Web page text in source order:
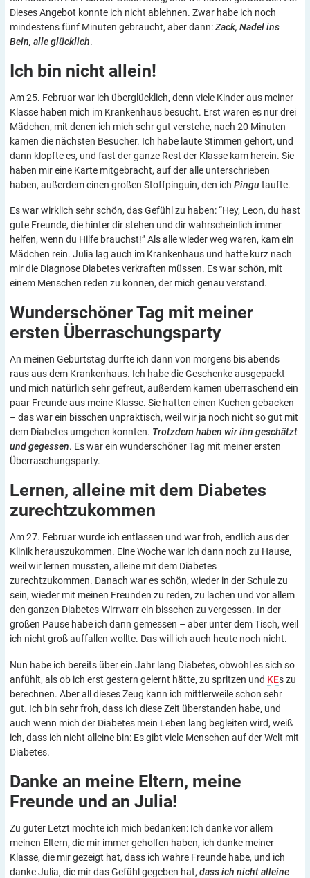
Dieses Angebot konnte ich nicht ablehnen. Zwar habe ich noch
mindestens fünf Minuten gebraucht, aber dann:Zack, Nadel ins
Bein, alle glücklich.
Ich bin nicht allein!
Am 25. Februar war ich überglücklich, denn viele Kinder aus meiner
Klasse haben mich im Krankenhaus besucht. Erst waren es nur drei
Mädchen, mit denen ich mich sehr gut verstehe, nach 20 Minuten
kamen die nächsten Besucher. Ich habe laute Stimmen gehört, und
dann klopfte es, und fast der ganze Rest der Klasse kam herein. Sie
haben mir eine Karte mitgebracht, auf der alle unterschrieben
haben, außerdem einen großen Stoffpinguin, den ich Pingutaufte.
Es war wirklich sehr schön, das Gefühl zu haben: “Hey, Leon, du hast
gute Freunde, die hinter dir stehen und dir wahrscheinlich immer
helfen, wenn du Hilfe brauchst!” Als alle wieder weg waren, kam ein
Mädchen rein. Julia lag auch im Krankenhaus und hatte kurz nach
mir die Diagnose Diabetes verkraften müssen. Es war schön, mit
einem Menschen reden zu können, der mich genau verstand.
Wunderschöner Tag mit meiner
ersten Überraschungsparty
An meinen Geburtstag durfte ich dann von morgens bis abends
raus aus dem Krankenhaus. Ich habe die Geschenke ausgepackt
und mich natürlich sehr gefreut, außerdem kamen überraschend ein
paar Freunde aus meine Klasse. Sie hatten einen Kuchen gebacken
– das war ein bisschen unpraktisch, weil wir ja noch nicht so gut mit
dem Diabetes umgehen konnten. Trotzdem haben wir ihn geschätzt
und gegessen. Es war ein wunderschöner Tag mit meiner ersten
Überraschungsparty.
Lernen, alleine mit dem Diabetes
zurechtzukommen
Am 27. Februar wurde ich entlassen und war froh, endlich aus der
Klinik herauszukommen. Eine Woche war ich dann noch zu Hause,
weil wir lernen mussten, alleine mit dem Diabetes
zurechtzukommen. Danach war es schön, wieder in der Schule zu
sein, wieder mit meinen Freunden zu reden, zu lachen und vor allem
den ganzen Diabetes-Wirrwarr ein bisschen zu vergessen. In der
großen Pause habe ich dann gemessen – aber unter dem Tisch, weil
ich nicht groß auffallen wollte. Das will ich auch heute noch nicht.
Nun habe ich bereits über ein Jahr lang Diabetes, obwohl es sich so
anfühlt, als ob ich erst gestern gelernt hätte, zu spritzen und KEs zu
berechnen. Aber all dieses Zeug kann ich mittlerweile schon sehr
gut. Ich bin sehr froh, dass ich diese Zeit überstanden habe, und
auch wenn mich der Diabetes mein Leben lang begleiten wird, weiß
ich, dass ich nicht alleine bin: Es gibt viele Menschen auf der Welt mit
Diabetes.
Danke an meine Eltern, meine
Freunde und an Julia!
Zu guter Letzt möchte ich mich bedanken: Ich danke vor allem
meinen Eltern, die mir immer geholfen haben, ich danke meiner
Klasse, die mir gezeigt hat, dass ich wahre Freunde habe, und ich
danke Julia, die mir das Gefühl gegeben hat, dass ich nicht alleine